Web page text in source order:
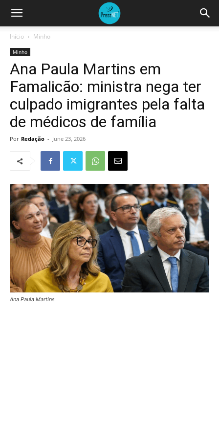
Início Minho
Minho
Ana Paula Martins em
Famalicão: ministra nega ter
culpado imigrantes pela falta
de médicos de família
Por Redação - June 23, 2026
Ana Paula Martins